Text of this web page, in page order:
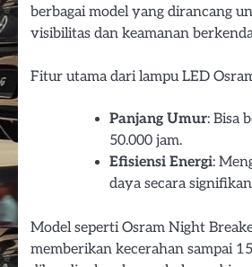
berbagai model yang dirancang
visibilitas dan keamanan
Fitur utama dari lampu LED
Panjang Umur: Bisa
50.000 jam.
Efisiensi Energi:
daya secara
Model seperti Osram Night
memberikan kecerahan sampai